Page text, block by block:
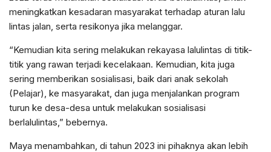
meningkatkan kesadaran masyarakat terhadap aturan lalu
lintas jalan, serta resikonya jika melanggar.
“Kemudian kita sering melakukan rekayasa lalulintas di titik-
titik yang rawan terjadi kecelakaan. Kemudian, kita juga
sering memberikan sosialisasi, baik dari anak sekolah
(Pelajar), ke masyarakat, dan juga menjalankan program
turun ke desa-desa untuk melakukan sosialisasi
berlalulintas,” bebernya.
Maya menambahkan, di tahun 2023 ini pihaknya akan lebih